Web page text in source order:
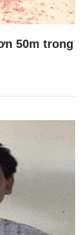
50m trong